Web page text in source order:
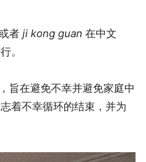
者 ji kong guan 在中文
。
旨在避免不幸并避免家庭中
着不幸循环的结束，并为